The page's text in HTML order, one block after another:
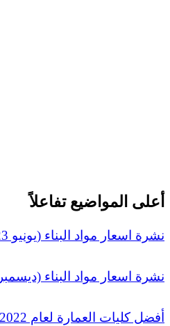
أعلى المواضيع تفاعلاً
نشرة اسعار مواد البناء (يونيو 2023)
نشرة اسعار مواد البناء (ديسمبر 2022)
أفضل كليات العمارة لعام 2022